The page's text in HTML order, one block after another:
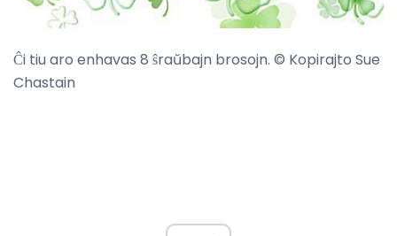
Ĉi tiu aro enhavas 8 ŝraŭbajn brosojn. © Kopirajto Sue
Chastain